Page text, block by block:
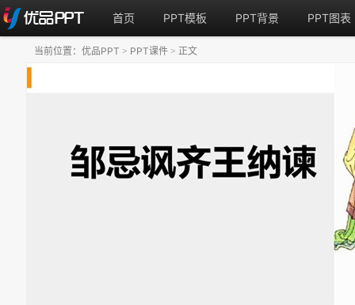
首页 PPT模板 PPT背景 PPT图表
当前位置： 优品PPT > PPT课件 > 正文